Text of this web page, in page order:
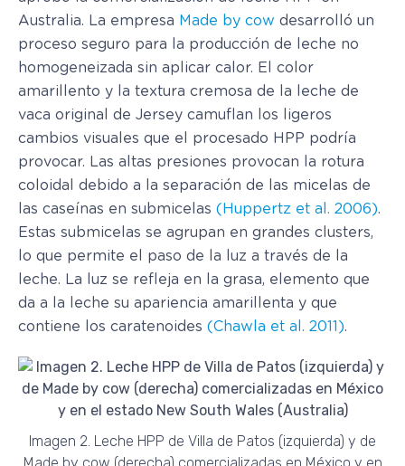
Australia. La empresa Made by cow desarrolló un
proceso seguro para la producción de leche no
homogeneizada sin aplicar calor. El color
amarillento y la textura cremosa de la leche de
vaca original de Jersey camuflan los ligeros
cambios visuales que el procesado HPP podría
provocar. Las altas presiones provocan la rotura
coloidal debido a la separación de las micelas de
las caseínas en submicelas (Huppertz et al. 2006).
Estas submicelas se agrupan en grandes clusters,
lo que permite el paso de la luz a través de la
leche. La luz se refleja en la grasa, elemento que
da a la leche su apariencia amarillenta y que
contiene los caratenoides (Chawla et al. 2011).
Imagen 2. Leche HPP de Villa de Patos (izquierda) y de